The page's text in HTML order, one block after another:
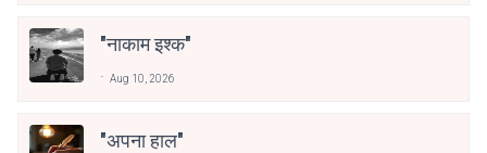
"नाकाम इश्क"
Aug 10, 2026
"अपना हाल"